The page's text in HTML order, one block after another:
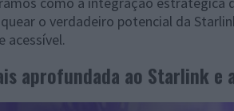
o verdadeiro potencial da
acessível.
aprofundada ao Starlink e